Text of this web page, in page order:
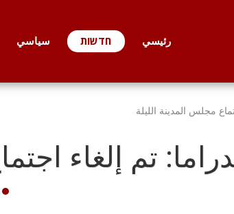
رئيسي חדשות سياسي
مجلس المدينة الليلة
تم إلغاء